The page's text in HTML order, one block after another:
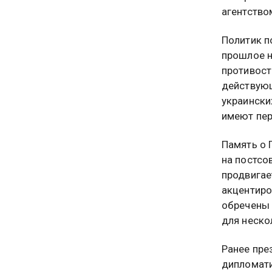
Политик
прошлое
имеют
Память о
на
обречены
для
Ранее